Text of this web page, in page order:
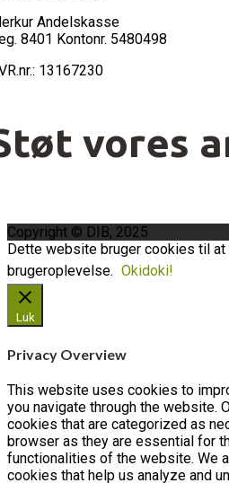
Andelskasse
8401 Kontonr. 5480498
13167230
vores
Copyright © DIB, 2025
Dette website bruger cookies til
brugeroplevelse. Okidoki!
Luk
Privacy Overview
This website uses cookies to
you navigate through the website.
cookies that are categorized as
browser as they are essential for
functionalities of the website. We
cookies that help us analyze and